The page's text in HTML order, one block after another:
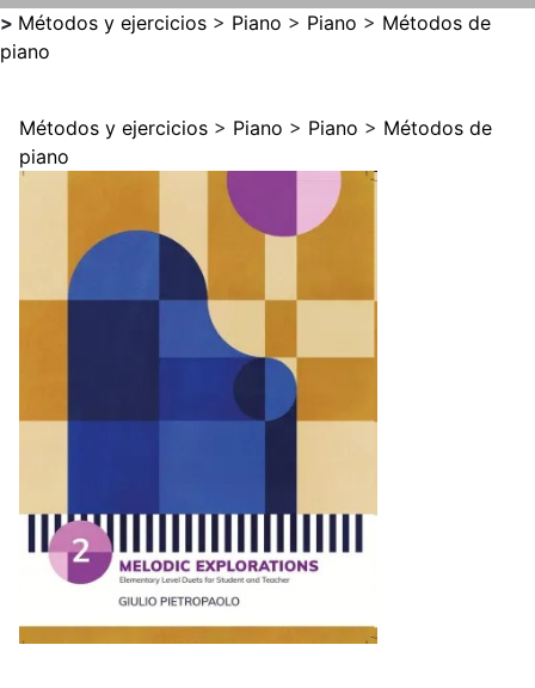
> Métodos y ejercicios > Piano > Piano > Métodos de
piano
Métodos y ejercicios > Piano > Piano > Métodos de
piano